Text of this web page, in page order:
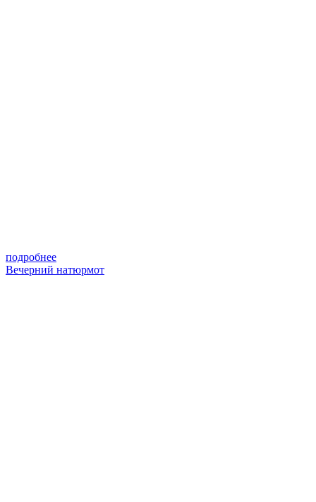
подробнее
Вечерний натюрмот